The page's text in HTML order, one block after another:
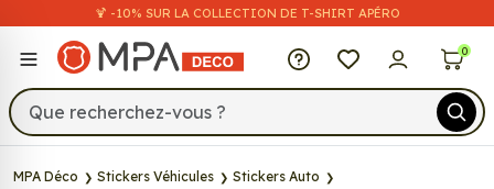
🍹 -10% SUR LA COLLECTION DE T-SHIRT APÉRO
MPA Déco 0
MPA Déco Stickers Véhicules
Stickers Auto